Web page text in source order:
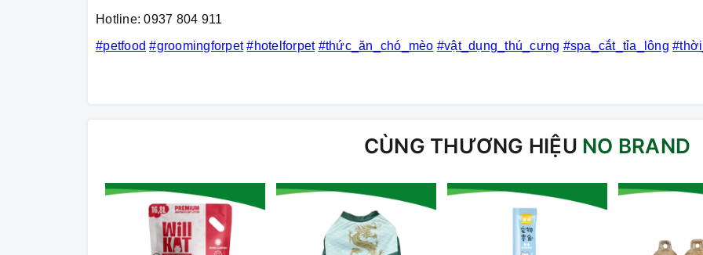
Hotline: 0937 804 911
#petfood #groomingforpet #hotelforpet #thức_ăn_chó_mèo #vật_dụng_thú_cưng #spa_cắt_tỉa_lông
CÙNG THƯƠNG HIỆU NO BRAND